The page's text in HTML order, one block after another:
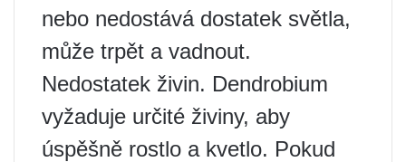
nebo nedostává dostatek světla,
může trpět a vadnout.
Nedostatek živin. Dendrobium
vyžaduje určité živiny, aby
úspěšně rostlo a kvetlo. Pokud